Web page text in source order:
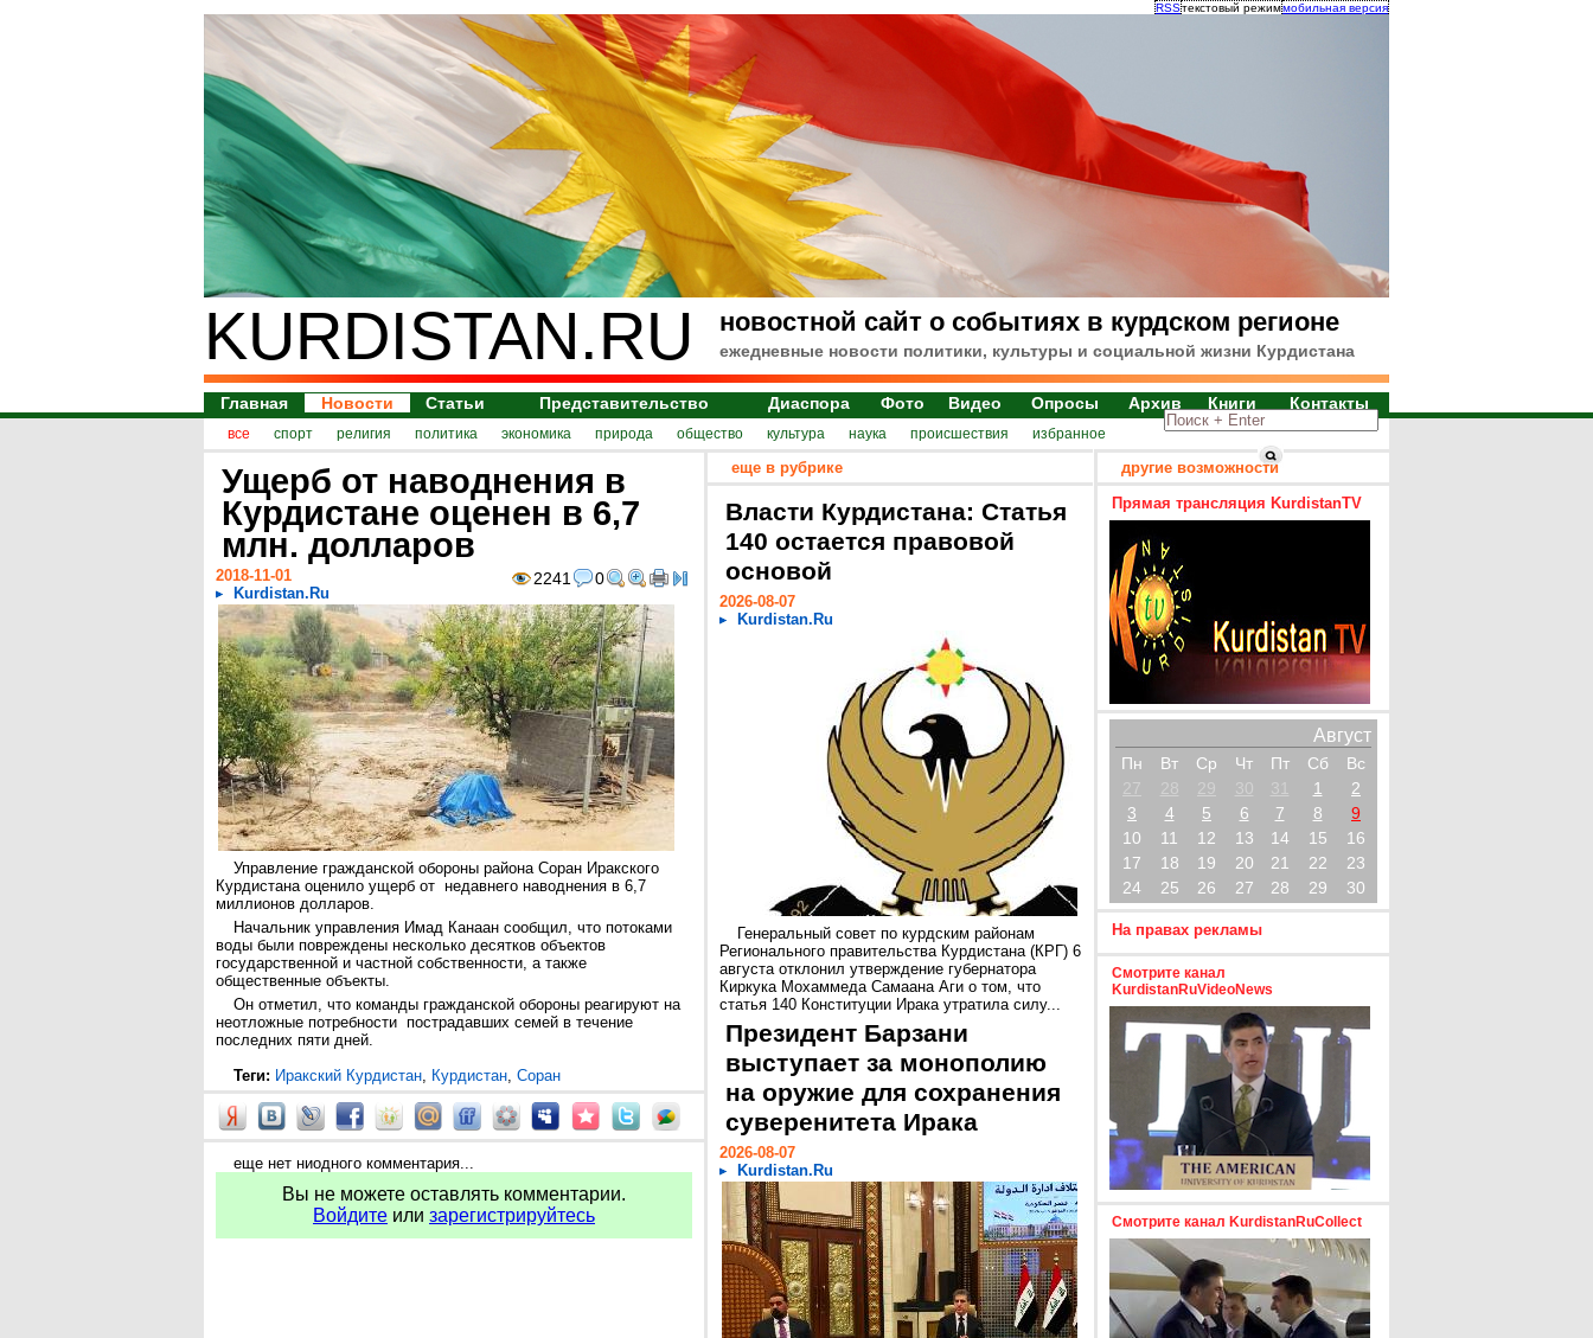
RSSтекстовый режиммобильная версия
KURDISTAN.RU новостной сайт о событиях в курдском регионе
ежедневные новости политики, культуры и социальной жизни Курдистана
Главная Новости Статьи Представительство Диаспора Фото Видео Опросы Архив Книги Контакты
все спорт религия политика экономика природа общество культура наука происшествия избранное
Ущерб от наводнения в
Курдистане оценен в 6,7
млн. долларов
2241 0
2018-11-01
Kurdistan.Ru
Управление гражданской обороны района Соран Иракского
Курдистана оценило ущерб от недавнего наводнения в 6,7
миллионов долларов.
Начальник управления Имад Канаан сообщил, что потоками
воды были повреждены несколько десятков объектов
государственной и частной собственности, а также
общественные объекты.
Он отметил, что команды гражданской обороны реагируют на
неотложные потребности пострадавших семей в течение
последних пяти дней.
Теги: Иракский Курдистан, Курдистан, Соран
еще нет ниодного комментария...
Вы не можете оставлять комментарии.
Войдите или зарегистрируйтесь
еще в рубрике
Власти Курдистана: Статья
140 остается правовой
основой
2026-08-07
Kurdistan.Ru
Генеральный совет по курдским районам
Регионального правительства Курдистана (КРГ) 6
августа отклонил утверждение губернатора
Киркука Мохаммеда Самаана Аги о том, что
статья 140 Конституции Ирака утратила силу...
Президент Барзани
выступает за монополию
на оружие для сохранения
суверенитета Ирака
2026-08-07
Kurdistan.Ru
другие возможности
Прямая трансляция KurdistanTV
Август
Пн Вт Ср Чт Пт Сб
Вс
27
28 29 30 31 1
2
3
4 5 6 7 8
9
10
11 12 13 14 15
16
17
18 19 20 21 22
23
24
25 26 27 28 29 30
На правах рекламы
Смотрите канал
KurdistanRuVideoNews
Смотрите канал KurdistanRuCollect